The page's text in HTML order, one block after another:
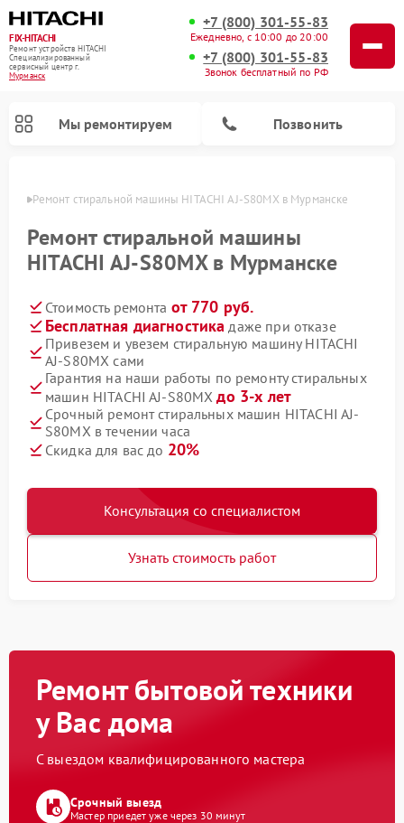
FIX-HITACHI
Ремонт устройств HITACHI
Специализированный
cервисный центр г.
Мурманск
+7 (800) 301-55-83
Ежедневно, с 10:00 до 20:00
+7 (800) 301-55-83
Звонок бесплатный по РФ
Мы ремонтируем Позвонить
Ремонт стиральной машины HITACHI AJ-S80MX в Мурманске
Ремонт стиральной машины
HITACHI AJ-S80MX в Мурманске
Стоимость ремонта от 770 руб.
Бесплатная диагностика даже при отказе
Привезем и увезем стиральную машину HITACHI
AJ-S80MX сами
Гарантия на наши работы по ремонту стиральных
машин HITACHI AJ-S80MXдо 3-х лет
Срочный ремонт стиральных машин HITACHI AJ-
S80MX в течении часа
Скидка для вас до 20%
Консультация со специалистом
Узнать стоимость работ
Ремонт бытовой техники
у Вас дома
С выездом квалифицированного мастера
Срочный выезд
Мастер приедет уже через 30 минут